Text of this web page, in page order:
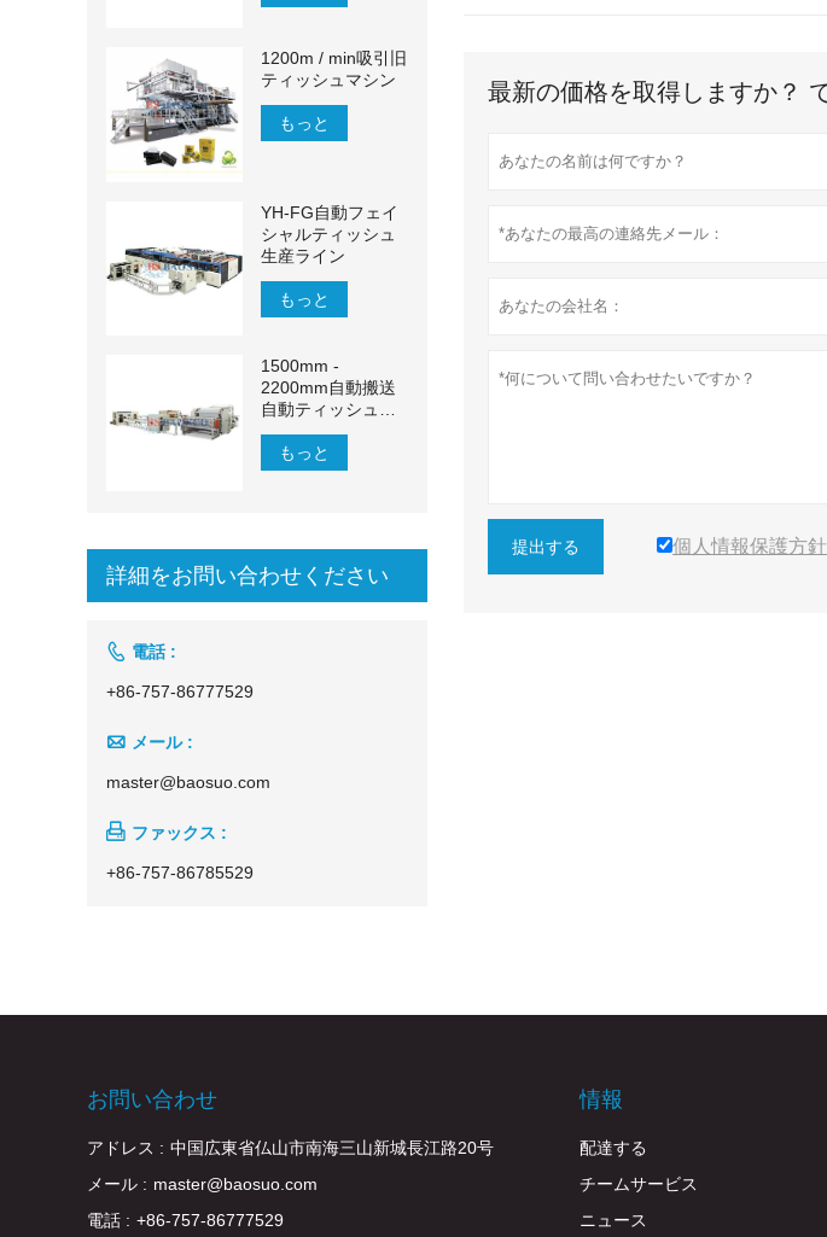
最新の価格を取得しますか？
提出する 個人情報保護方針
1200m / min吸引旧
ティッシュマシン
もっと
YH-FG自動フェイ
シャルティッシュ
生産ライン
もっと
1500mm -
2200mm自動搬送
自動ティッシュペ
ーパー生産ライン
もっと
詳細をお問い合わせください
 電話 :
+86-757-86777529
 メール :
master@baosuo.com
 ファックス :
+86-757-86785529
お問い合わせ
アドレス : 中国広東省仏山市南海三山新城長江路20号
メール : master@baosuo.com
電話 : +86-757-86777529
情報
配達する
チームサービス
ニュース